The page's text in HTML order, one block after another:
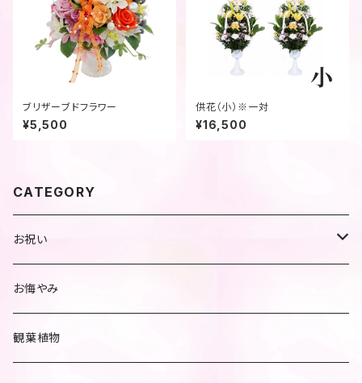
ブリザーブドフラワー
¥5,500
供花（小）※一対
¥16,500
CATEGORY
お祝い
【期間限定】
お悔やみ
観葉植物